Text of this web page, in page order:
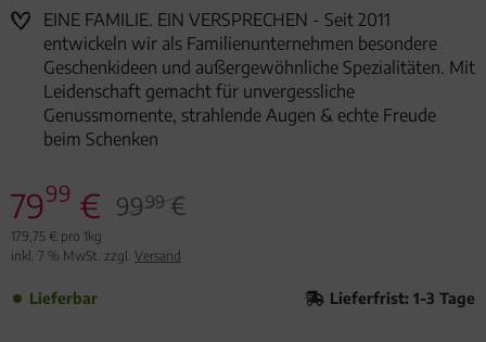
EINE FAMILIE. EIN VERSPRECHEN - Seit 2011
entwickeln wir als Familienunternehmen besondere
Geschenkideen und außergewöhnliche Spezialitäten. Mit
Leidenschaft gemacht für unvergessliche
Genussmomente, strahlende Augen & echte Freude
beim Schenken
7999 € 9999€
179,75 € pro 1kg
inkl. 7 % MwSt. zzgl. Versand
Lieferbar Lieferfrist: 1-3 Tage